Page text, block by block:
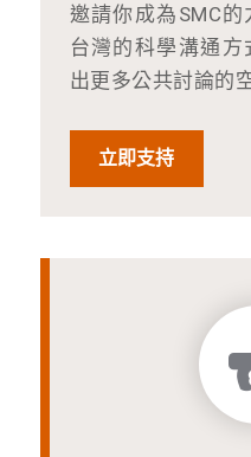
邀請你成為SMC
台灣的科學溝通
出更多公共討論的
立即支持